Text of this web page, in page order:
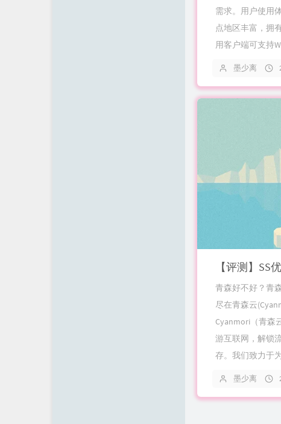
需求。用户使用
点地区丰富，拥
用客户端可支持
墨少离
【评测】SS
青森好不好？青
尽在青森云
Cyanmori（青森
游互联网，解锁
存。我们致力于
墨少离